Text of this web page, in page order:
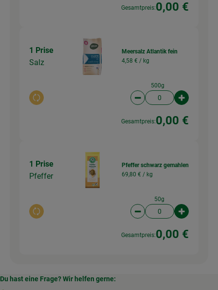
Gesamtpreis:0,00 €
1 Prise
Salz
Auswahl ändern
Meersalz Atlantik fein
4,58 € / kg
500g
Artikelanzahl
Gesamtpreis:0,00 €
1 Prise
Pfeffer
Auswahl ändern
Pfeffer schwarz gemahlen
69,80 € / kg
50g
Artikelanzahl
Gesamtpreis:0,00 €
Du hast eine Frage? Wir helfen gerne: